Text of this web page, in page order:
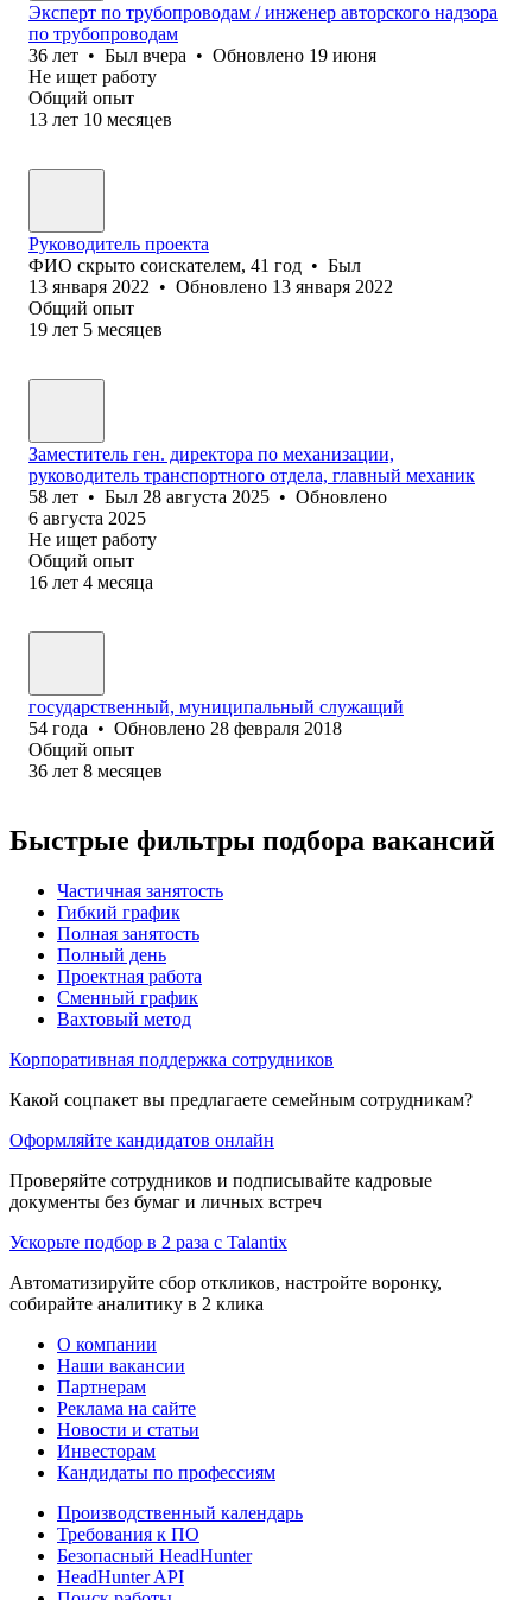
Эксперт по трубопроводам / инженер авторского надзора
по трубопроводам
36 лет • Был вчера • Обновлено 19 июня
Не ищет работу
Общий опыт
13 лет 10 месяцев
Руководитель проекта
ФИО скрыто соискателем, 41 год • Был
13 января 2022 • Обновлено 13 января 2022
Общий опыт
19 лет 5 месяцев
Заместитель ген. директора по механизации,
руководитель транспортного отдела, главный механик
58 лет • Был 28 августа 2025 • Обновлено
6 августа 2025
Не ищет работу
Общий опыт
16 лет 4 месяца
государственный, муниципальный служащий
54 года • Обновлено 28 февраля 2018
Общий опыт
36 лет 8 месяцев
Быстрые фильтры подбора вакансий
Частичная занятость
Гибкий график
Полная занятость
Полный день
Проектная работа
Сменный график
Вахтовый метод
Корпоративная поддержка сотрудников
Какой соцпакет вы предлагаете семейным сотрудникам?
Оформляйте кандидатов онлайн
Проверяйте сотрудников и подписывайте кадровые
документы без бумаг и личных встреч
Ускорьте подбор в 2 раза с Talantix
Автоматизируйте сбор откликов, настройте воронку,
собирайте аналитику в 2 клика
О компании
Наши вакансии
Партнерам
Реклама на сайте
Новости и статьи
Инвесторам
Кандидаты по профессиям
Производственный календарь
Требования к ПО
Безопасный HeadHunter
HeadHunter API